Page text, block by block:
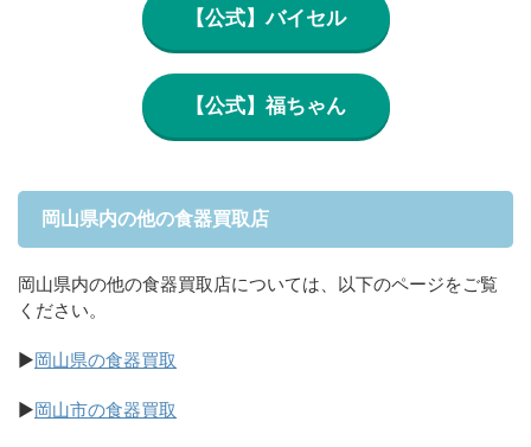
【公式】バイセル
【公式】福ちゃん
岡山県内の他の食器買取店
岡山県内の他の食器買取店については、以下のページをご覧
ください。
▶岡山県の食器買取
▶岡山市の食器買取